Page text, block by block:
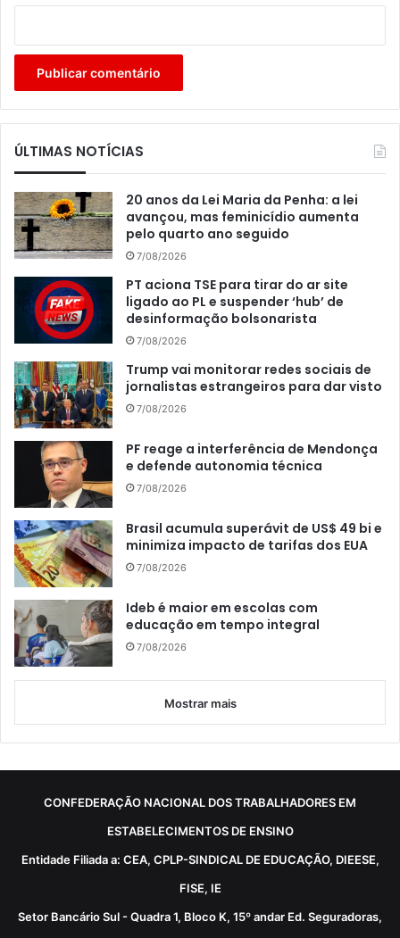
ÚLTIMAS NOTÍCIAS
20 anos da Lei Maria da Penha: a lei
avançou, mas feminicídio aumenta
pelo quarto ano seguido
7/08/2026
PT aciona TSE para tirar do ar site
ligado ao PL e suspender ‘hub’ de
desinformação bolsonarista
7/08/2026
Trump vai monitorar redes sociais de
jornalistas estrangeiros para dar visto
7/08/2026
PF reage a interferência de Mendonça
e defende autonomia técnica
7/08/2026
Brasil acumula superávit de US$ 49 bi e
minimiza impacto de tarifas dos EUA
7/08/2026
Ideb é maior em escolas com
educação em tempo integral
7/08/2026
Mostrar mais
CONFEDERAÇÃO NACIONAL DOS TRABALHADORES EM
ESTABELECIMENTOS DE ENSINO
Entidade Filiada a: CEA, CPLP-SINDICAL DE EDUCAÇÃO, DIEESE,
FISE, IE
Setor Bancário Sul - Quadra 1, Bloco K, 15º andar Ed. Seguradoras,